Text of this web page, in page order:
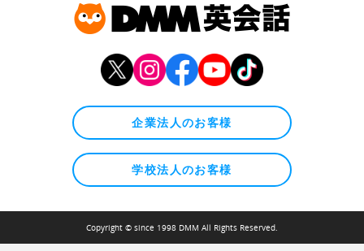
企業法人のお客様
学校法人のお客様
Copyright © since 1998 DMM All Rights Reserved.